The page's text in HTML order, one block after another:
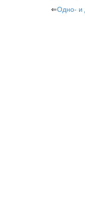
⇐Одно- и